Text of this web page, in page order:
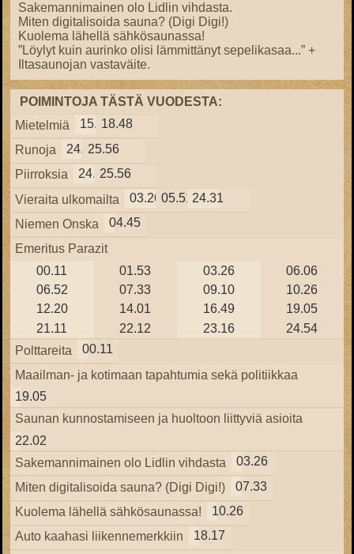
Sakemannimainen olo Lidlin vihdasta.
Miten digitalisoida sauna? (Digi Digi!)
Kuolema lähellä sähkösaunassa!
”Löylyt kuin aurinko olisi lämmittänyt sepelikasaa...” +
Iltasaunojan vastaväite.
POIMINTOJA TÄSTÄ VUODESTA:
Mietelmiä
15.5718.48
Runoja
24.3825.56
Piirroksia
24.3825.56
Vieraita ulkomailta
03.2605.51 24.31
Niemen Onska
04.45
Emeritus Parazit
00.11
01.53 03.26
06.06
06.52
07.33 09.10
10.26
12.20
14.01 16.49
19.05
21.11
22.12 23.16
24.54
Polttareita
00.11
Maailman- ja kotimaan tapahtumia sekä politiikkaa
19.05
Saunan kunnostamiseen ja huoltoon liittyviä asioita
22.02
Sakemannimainen olo Lidlin vihdasta
03.26
Miten digitalisoida sauna? (Digi Digi!)
07.33
Kuolema lähellä sähkösaunassa!
10.26
Auto kaahasi liikennemerkkiin
18.17